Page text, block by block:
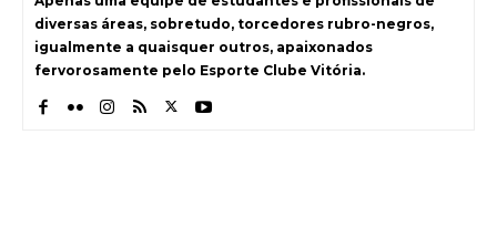
diversas áreas, sobretudo, torcedores rubro-negros,
igualmente a quaisquer outros, apaixonados
fervorosamente pelo Esporte Clube Vitória.